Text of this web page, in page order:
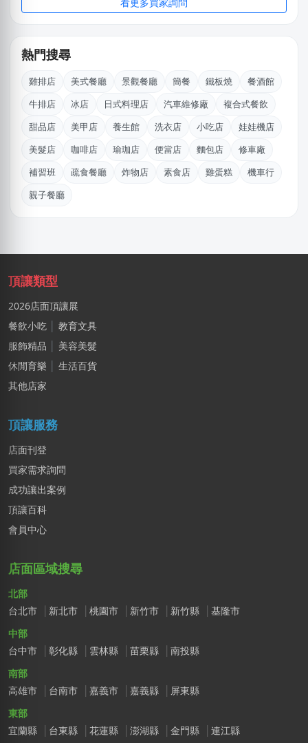
嘉義市｜預算 10萬~30萬元
高雄市｜預算 30萬~50萬元
韓X勳
新北市｜預算 10萬~30萬元
湯X成
高雄市｜預算 30萬~50萬元
郭X生
台北市｜預算 10萬~30萬元
廖X臻
新北市｜預算 30萬~50萬元
李X生
新北市｜預算 10萬元以下
姚X生
嘉義市｜預算 10萬~30萬元
高雄市｜預算 30萬~50萬元
熱門搜尋
雞排店 美式餐廳 景觀餐廳 簡餐 鐵板燒
餐酒館
牛排店
冰店 日式料理店 汽車維修廠
複合式餐飲
甜品店
美甲店 養生館 洗衣店 小吃店
娃娃機店
美髮店
咖啡店 瑜珈店 便當店 麵包店
修車廠
補習班
疏食餐廳 炸物店 素食店 雞蛋糕
機車行
親子餐廳
頂讓類型
2026店面頂讓展
餐飲小吃
教育文具
服飾精品
美容美髮
休閒育樂
生活百貨
其他店家
頂讓服務
店面刊登
買家需求詢問
成功讓出案例
頂讓百科
會員中心
店面區域搜尋
北部
台北市
新北市 桃園市 新竹市 新竹縣
基隆市
中部
台中市
彰化縣 雲林縣 苗栗縣
南投縣
南部
高雄市
台南市 嘉義市 嘉義縣
屏東縣
東部
宜蘭縣
台東縣 花蓮縣 澎湖縣 金門縣 連江縣